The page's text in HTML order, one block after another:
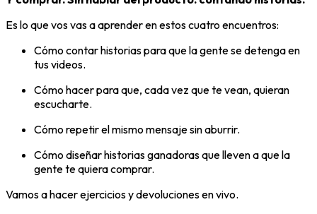
Es lo que vos vas a aprender en estos cuatro encuentros:
Cómo contar historias para que la gente se detenga en
tus videos.
Cómo hacer para que, cada vez que te vean, quieran
escucharte.
Cómo repetir el mismo mensaje sin aburrir.
Cómo diseñar historias ganadoras que lleven a que la
gente te quiera comprar.
Vamos a hacer ejercicios y devoluciones en vivo.